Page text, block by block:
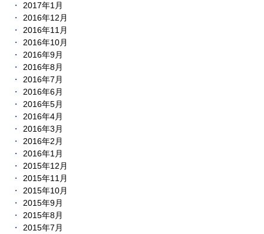
2017年1月
2016年12月
2016年11月
2016年10月
2016年9月
2016年8月
2016年7月
2016年6月
2016年5月
2016年4月
2016年3月
2016年2月
2016年1月
2015年12月
2015年11月
2015年10月
2015年9月
2015年8月
2015年7月